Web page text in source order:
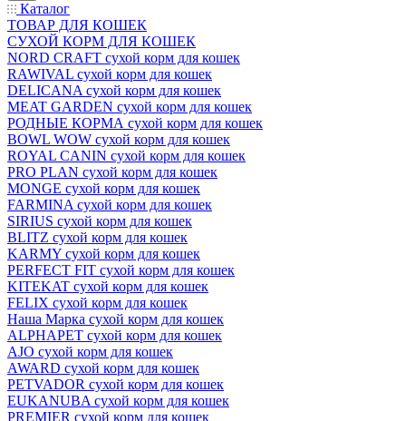
Каталог
ТОВАР ДЛЯ КОШЕК
СУХОЙ КОРМ ДЛЯ КОШЕК
NORD CRAFT сухой корм для кошек
RAWIVAL сухой корм для кошек
DELICANA сухой корм для кошек
MEAT GARDEN сухой корм для кошек
РОДНЫЕ КОРМА сухой корм для кошек
BOWL WOW сухой корм для кошек
ROYAL CANIN сухой корм для кошек
PRO PLAN сухой корм для кошек
MONGE сухой корм для кошек
FARMINA сухой корм для кошек
SIRIUS сухой корм для кошек
BLITZ сухой корм для кошек
KARMY сухой корм для кошек
PERFECT FIT сухой корм для кошек
KITEKAT сухой корм для кошек
FELIX сухой корм для кошек
Наша Марка сухой корм для кошек
ALPHAPET сухой корм для кошек
AJO сухой корм для кошек
AWARD сухой корм для кошек
PETVADOR сухой корм для кошек
EUKANUBA сухой корм для кошек
PREMIER сухой корм для кошек